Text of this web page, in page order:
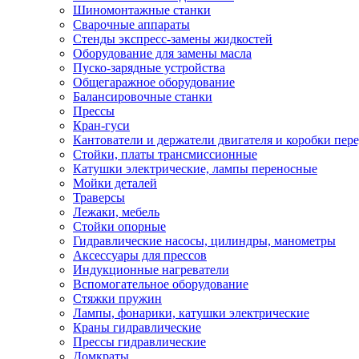
Шиномонтажные станки
Сварочные аппараты
Стенды экспресс-замены жидкостей
Оборудование для замены масла
Пуско-зарядные устройства
Общегаражное оборудование
Балансировочные станки
Прессы
Кран-гуси
Кантователи и держатели двигателя и коробки
Стойки, платы трансмиссионные
Катушки электрические, лампы переносные
Мойки деталей
Траверсы
Лежаки, мебель
Стойки опорные
Гидравлические насосы, цилиндры, манометры
Аксессуары для прессов
Индукционные нагреватели
Вспомогательное оборудование
Стяжки пружин
Лампы, фонарики, катушки электрические
Краны гидравлические
Прессы гидравлические
Домкраты